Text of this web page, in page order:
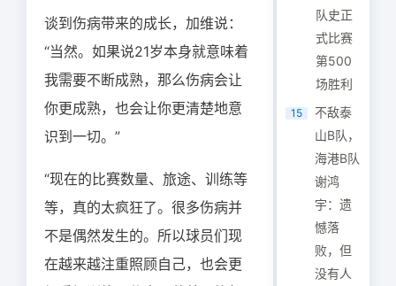
谈到伤病带来的成长，加维说：
“当然。如果说21岁本身就意味着
我需要不断成熟，那么伤病会让
你更成熟，也会让你更清楚地意
识到一切。”
“现在的比赛数量、旅途、训练等
等，真的太疯狂了。很多伤病并
不是偶然发生的。所以球员们现
在越来越注重照顾自己，也会更
队史正
式比赛
第500
场胜利
15
不敌泰
山B队，
海港B队
谢鸿
宇：遗
憾落
败，但
没有人